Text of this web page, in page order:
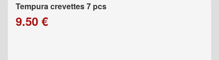
Tempura crevettes 7 pcs
9.50 €